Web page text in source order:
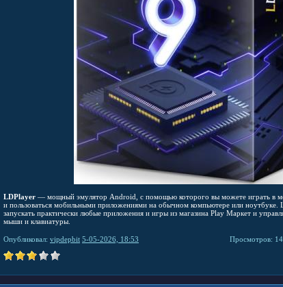
LDPlayer — мощный эмулятор Android, с помощью которого вы можете играть в
и пользоваться мобильными приложениями на обычном компьютере или ноутбуке.
запускать практически любые приложения и игры из магазина Play Маркет и
мыши и клавиатуры.
Опубликовал: vipdepbit 5-05-2026, 18:53 Просмотров: